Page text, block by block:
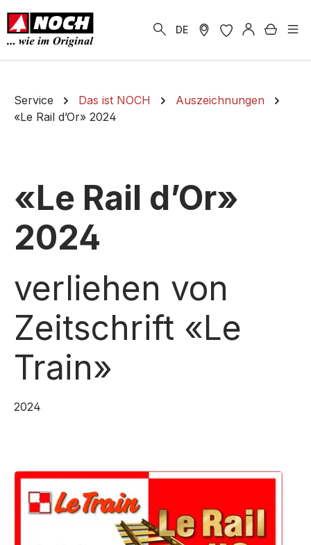
springen
DE
Service Das ist NOCH
Auszeichnungen
«Le Rail d’Or» 2024
«Le Rail d’Or»
2024
verliehen von
Zeitschrift «Le
Train»
2024